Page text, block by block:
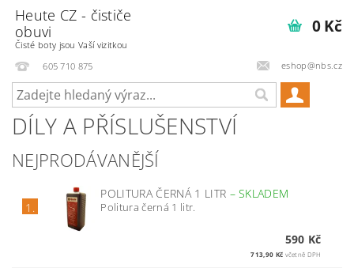
Heute CZ - čističe
obuvi
Čisté boty jsou Vaší vizitkou
605 710 875
eshop@nbs.cz
0 Kč
DÍLY A PŘÍSLUŠENSTVÍ
NEJPRODÁVANĚJŠÍ
1.
POLITURA ČERNÁ 1 LITR – SKLADEM
Politura černá 1 litr.
590 Kč
713,90 Kč včetně DPH